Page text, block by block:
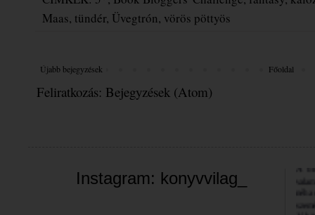
Maas, tündér, Üvegtrón, vörös pöttyös
Újabb bejegyzések Főoldal
Feliratkozás: Bejegyzések (Atom)
Instagram: konyvvilag_
Jó